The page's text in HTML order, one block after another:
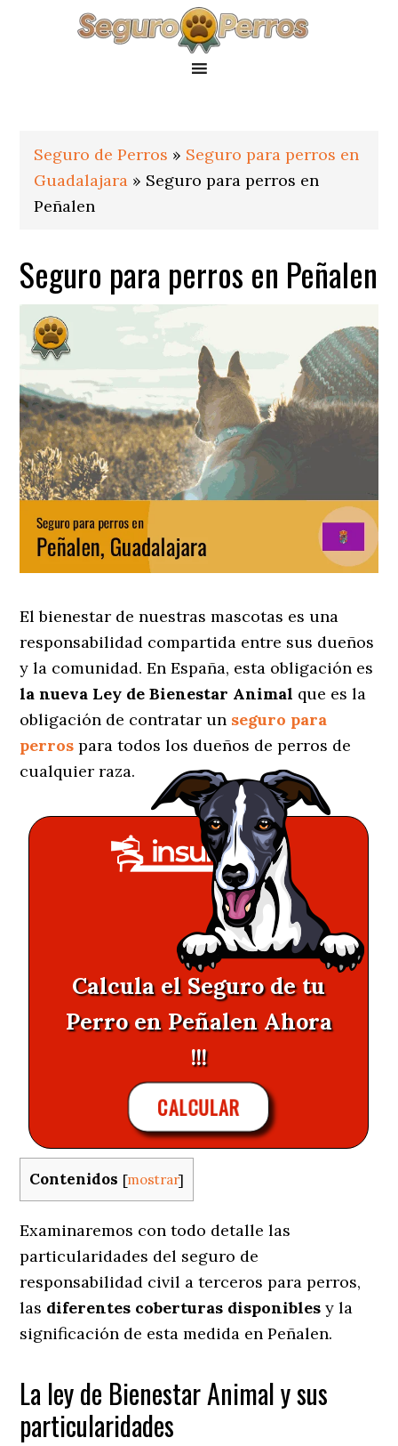
Seguro de Perros » Seguro para perros en
Guadalajara » Seguro para perros en
Peñalen
Seguro para perros en Peñalen
El bienestar de nuestras mascotas es una
responsabilidad compartida entre sus dueños
y la comunidad. En España, esta obligación es
la nueva Ley de Bienestar Animal que es la
obligación de contratar un seguro para
perros para todos los dueños de perros de
cualquier raza.
Calcula el Seguro de tu
Perro en Peñalen Ahora
!!!
CALCULAR
Contenidos [mostrar]
Examinaremos con todo detalle las
particularidades del seguro de
responsabilidad civil a terceros para perros,
las diferentes coberturas disponibles y la
significación de esta medida en Peñalen.
La ley de Bienestar Animal y sus
particularidades